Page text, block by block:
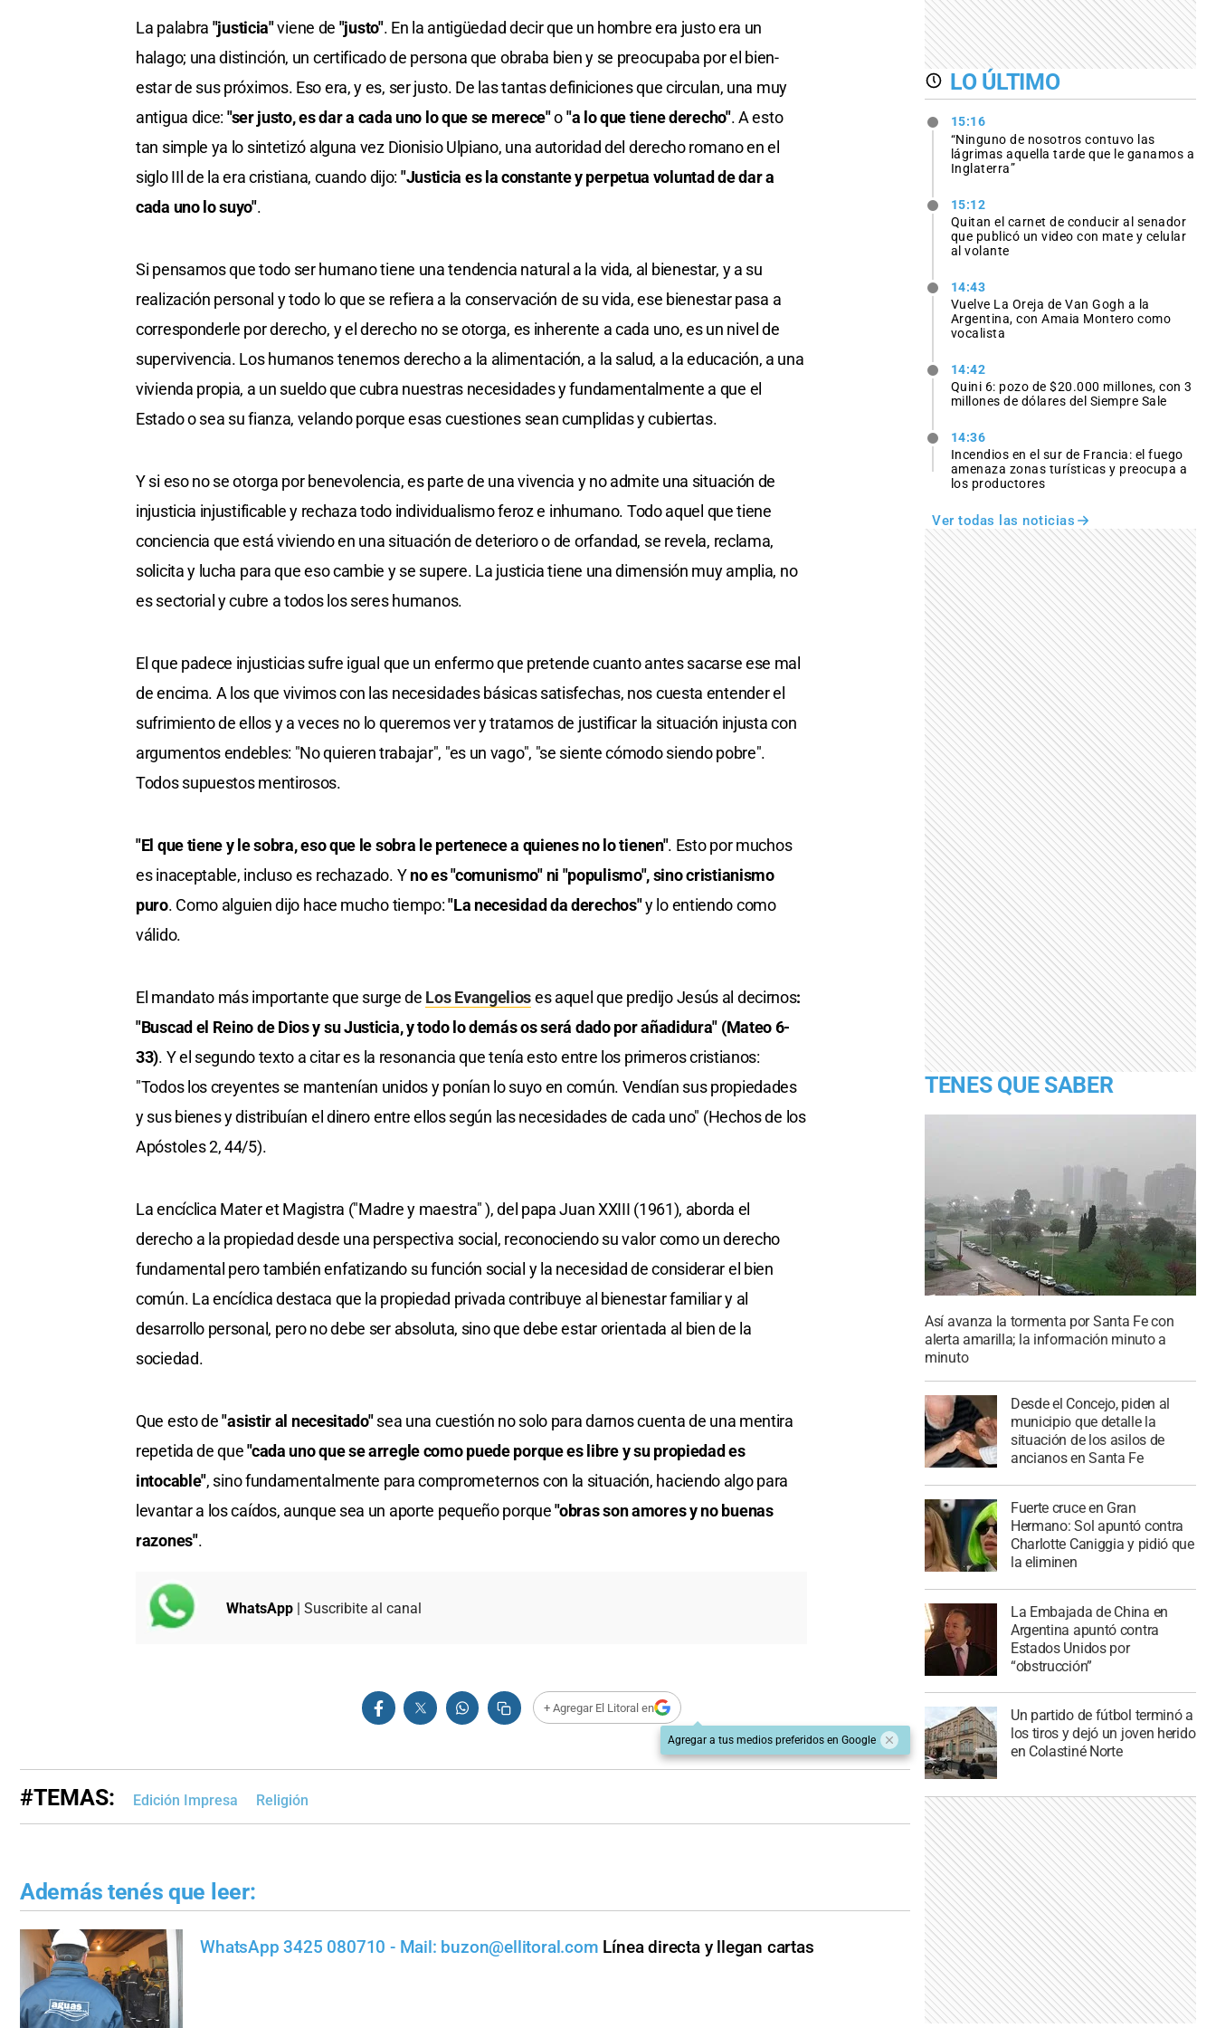
La palabra "justicia"viene de "justo". En la antigüedad decir que un hombre era justo era un
halago; una distinción, un certificado de persona que obraba bien y se preocupaba por el bien-
estar de sus próximos. Eso era, y es, ser justo. De las tantas definiciones que circulan, una muy
antigua dice: "ser justo, es dar a cada uno lo que se merece"o"a lo que tiene derecho". A esto
tan simple ya lo sintetizó alguna vez Dionisio Ulpiano, una autoridad del derecho romano en el
siglo IIl de la era cristiana, cuando dijo: "Justicia es la constante y perpetua voluntad de dar a
cada uno lo suyo".
Si pensamos que todo ser humano tiene una tendencia natural a la vida, al bienestar, y a su
realización personal y todo lo que se refiera a la conservación de su vida, ese bienestar pasa a
corresponderle por derecho, y el derecho no se otorga, es inherente a cada uno, es un nivel de
supervivencia. Los humanos tenemos derecho a la alimentación, a la salud, a la educación, a una
vivienda propia, a un sueldo que cubra nuestras necesidades y fundamentalmente a que el
Estado o sea su fianza, velando porque esas cuestiones sean cumplidas y cubiertas.
Y si eso no se otorga por benevolencia, es parte de una vivencia y no admite una situación de
injusticia injustificable y rechaza todo individualismo feroz e inhumano. Todo aquel que tiene
conciencia que está viviendo en una situación de deterioro o de orfandad, se revela, reclama,
solicita y lucha para que eso cambie y se supere. La justicia tiene una dimensión muy amplia, no
es sectorial y cubre a todos los seres humanos.
El que padece injusticias sufre igual que un enfermo que pretende cuanto antes sacarse ese mal
de encima. A los que vivimos con las necesidades básicas satisfechas, nos cuesta entender el
sufrimiento de ellos y a veces no lo queremos ver y tratamos de justificar la situación injusta con
argumentos endebles: "No quieren trabajar", "es un vago", "se siente cómodo siendo pobre".
Todos supuestos mentirosos.
"El que tiene y le sobra, eso que le sobra le pertenece a quienes no lo tienen". Esto por muchos
es inaceptable, incluso es rechazado. Yno es "comunismo" ni "populismo", sino cristianismo
puro. Como alguien dijo hace mucho tiempo:"La necesidad da derechos"y lo entiendo como
válido.
El mandato más importante que surge de Los Evangelioses aquel que predijo Jesús al decirnos:
"Buscad el Reino de Dios y su Justicia, y todo lo demás os será dado por añadidura" (Mateo 6-
33). Y el segundo texto a citar es la resonancia que tenía esto entre los primeros cristianos:
"Todos los creyentes se mantenían unidos y ponían lo suyo en común. Vendían sus propiedades
y sus bienes y distribuían el dinero entre ellos según las necesidades de cada uno" (Hechos de los
Apóstoles 2, 44/5).
La encíclica Mater et Magistra ("Madre y maestra" ), del papa Juan XXIII (1961), aborda el
derecho a la propiedad desde una perspectiva social, reconociendo su valor como un derecho
fundamental pero también enfatizando su función social y la necesidad de considerar el bien
común. La encíclica destaca que la propiedad privada contribuye al bienestar familiar y al
desarrollo personal, pero no debe ser absoluta, sino que debe estar orientada al bien de la
sociedad.
Que esto de"asistir al necesitado"sea una cuestión no solo para darnos cuenta de una mentira
repetida de que"cada uno que se arregle como puede porque es libre y su propiedad es
intocable", sino fundamentalmente para comprometernos con la situación, haciendo algo para
levantar a los caídos, aunque sea un aporte pequeño porque"obras son amores y no buenas
razones".
WhatsApp | Suscribite al canal
+ Agregar El Litoral en
Agregar a tus medios preferidos en Google
#TEMAS: Edición Impresa Religión
Además tenés que leer:
WhatsApp 3425 080710 - Mail: buzon@ellitoral.com Línea directa y llegan cartas
LO ÚLTIMO
15:16
“Ninguno de nosotros contuvo las
lágrimas aquella tarde que le ganamos a
Inglaterra”
15:12
Quitan el carnet de conducir al senador
que publicó un video con mate y celular
al volante
14:43
Vuelve La Oreja de Van Gogh a la
Argentina, con Amaia Montero como
vocalista
14:42
Quini 6: pozo de $20.000 millones, con 3
millones de dólares del Siempre Sale
14:36
Incendios en el sur de Francia: el fuego
amenaza zonas turísticas y preocupa a
los productores
Ver todas las noticias
TENES QUE SABER
Así avanza la tormenta por Santa Fe con
alerta amarilla; la información minuto a
minuto
Desde el Concejo, piden al
municipio que detalle la
situación de los asilos de
ancianos en Santa Fe
Fuerte cruce en Gran
Hermano: Sol apuntó contra
Charlotte Caniggia y pidió que
la eliminen
La Embajada de China en
Argentina apuntó contra
Estados Unidos por
“obstrucción”
Un partido de fútbol terminó a
los tiros y dejó un joven herido
en Colastiné Norte